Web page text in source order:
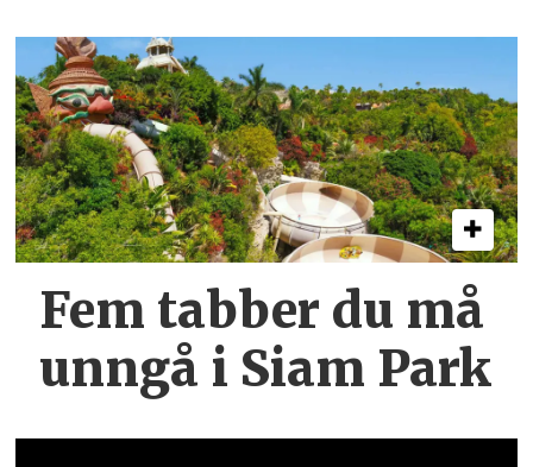
Fem tabber du må
unngå i Siam Park